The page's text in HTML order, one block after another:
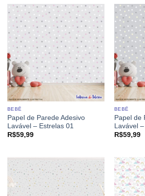
BEBÊ
Papel de Parede Adesivo
Lavável – Estrelas 01
R$59,99
BEBÊ
Papel de
Lavável
R$59,99